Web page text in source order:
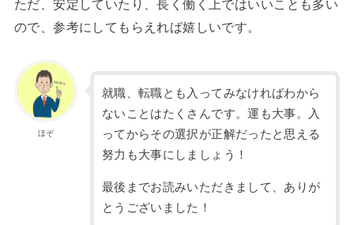
ただ、安定していたり、長く働く上ではいいことも多い
ので、参考にしてもらえれば嬉しいです。
ほぞ
就職、転職とも入ってみなければわから
ないことはたくさんです。運も大事。入
ってからその選択が正解だったと思える
努力も大事にしましょう！
最後までお読みいただきまして、ありが
とうございました！